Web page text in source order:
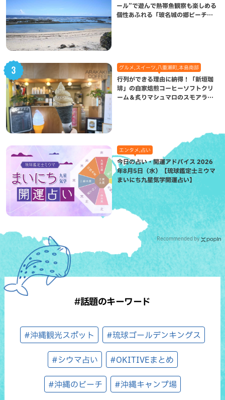
ール”で遊んで熱帯魚観察も楽しめる
個性あふれる「玻名城の郷ビーチ」
グルメ,スイーツ,八重瀬町,本島南部
行列ができる理由に納得！「新垣珈
琲」の自家焙煎コーヒーソフトクリ
ーム＆炙りマシュマロのスモアラテ
エンタメ,占い
今日の占い・開運アドバイス 2026
年8月5日（水）【琉球鑑定士ミウマ
まいにち九星気学開運占い】
Recommended by
#話題のキーワード
#沖縄観光スポット #琉球ゴールデンキングス
#シウマ占い #OKITIVEまとめ
#沖縄のビーチ #沖縄キャンプ場